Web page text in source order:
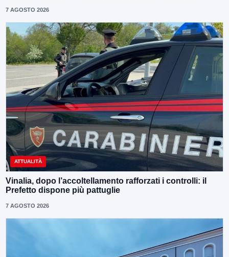
7 AGOSTO 2026
ATTUALITÀ
Vinalia, dopo l’accoltellamento rafforzati i controlli: il
Prefetto dispone più pattuglie
7 AGOSTO 2026